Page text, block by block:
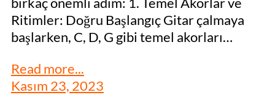
Ritimler: Doğru Başlangıç Gitar çalmaya
başlarken, C, D, G gibi temel akorları…
Read more...
Kasım 23, 2023